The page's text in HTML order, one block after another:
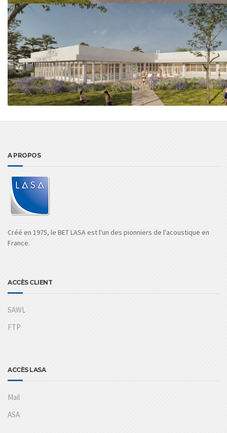
A PROPOS
Créé en 1975, le BET LASA est l'un des pionniers de l'acoustique en
France.
ACCÈS CLIENT
SAWL
FTP
ACCÈS LASA
Mail
ASA